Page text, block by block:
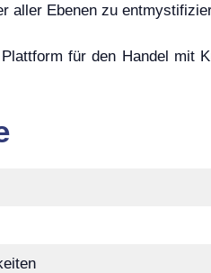
aller Ebenen zu
für den Handel mit